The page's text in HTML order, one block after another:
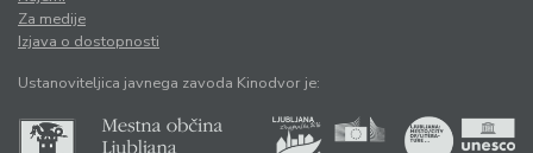
Za medije
Izjava o dostopnosti
Ustanoviteljica javnega zavoda Kinodvor je: